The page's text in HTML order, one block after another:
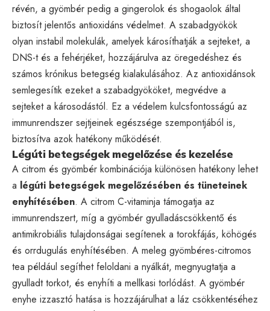
révén, a gyömbér pedig a gingerolok és shogaolok által
biztosít jelentős antioxidáns védelmet. A szabadgyökök
olyan instabil molekulák, amelyek károsíthatják a sejteket, a
DNS-t és a fehérjéket, hozzájárulva az öregedéshez és
számos krónikus betegség kialakulásához. Az antioxidánsok
semlegesítik ezeket a szabadgyököket, megvédve a
sejteket a károsodástól. Ez a védelem kulcsfontosságú az
immunrendszer sejtjeinek egészsége szempontjából is,
biztosítva azok hatékony működését.
Légúti betegségek megelőzése és kezelése
A citrom és gyömbér kombinációja különösen hatékony lehet
a légúti betegségek megelőzésében és tüneteinek
enyhítésében. A citrom C-vitaminja támogatja az
immunrendszert, míg a gyömbér gyulladáscsökkentő és
antimikrobiális tulajdonságai segítenek a torokfájás, köhögés
és orrdugulás enyhítésében. A meleg gyömbéres-citromos
tea például segíthet feloldani a nyálkát, megnyugtatja a
gyulladt torkot, és enyhíti a mellkasi torlódást. A gyömbér
enyhe izzasztó hatása is hozzájárulhat a láz csökkentéséhez